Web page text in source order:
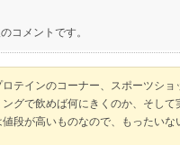
コメントです。
テインのコーナー、スポーツシ
グで飲めば何にきくのか、そし
段が高いものなので、もったい